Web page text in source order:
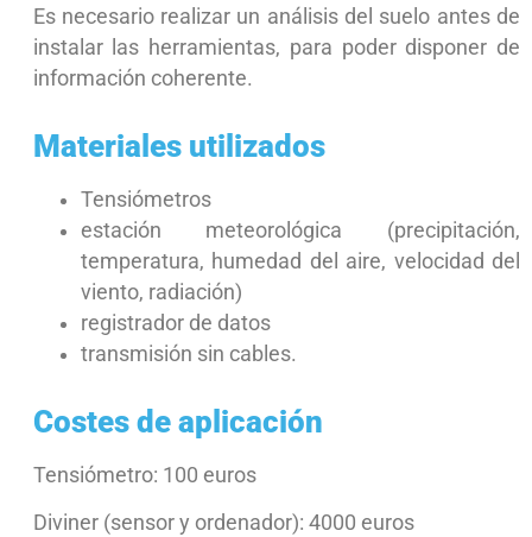
Es necesario realizar un análisis del suelo antes de
instalar las herramientas, para poder disponer de
información coherente.
Materiales utilizados
Tensiómetros
estación meteorológica (precipitación,
temperatura, humedad del aire, velocidad del
viento, radiación)
registrador de datos
transmisión sin cables.
Costes de aplicación
Tensiómetro: 100 euros
Diviner (sensor y ordenador): 4000 euros